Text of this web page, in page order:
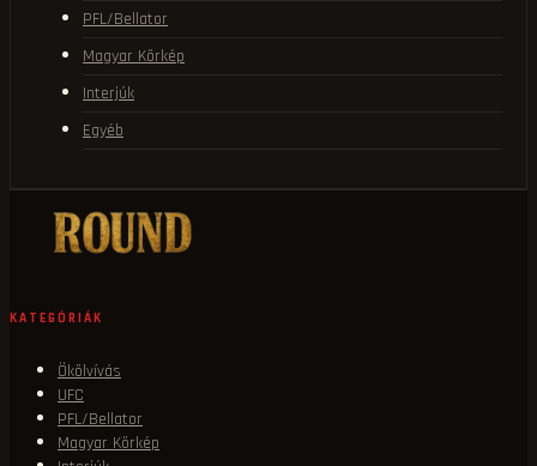
PFL/Bellator
Magyar Körkép
Interjúk
Egyéb
KATEGÓRIÁK
Ökölvívás
UFC
PFL/Bellator
Magyar Körkép